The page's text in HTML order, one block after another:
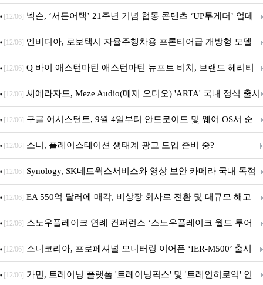
[12/06] 넥슨, ‘서든어택’ 21주년 기념 협동 콘텐츠 ‘UP투게더’ 업데
이트
[12/06] 엔비디아, 로보택시 자율주행차용 프론티어급 개방형 모델
‘알파마요 2 슈퍼’ 상업적 이용 가능
[12/06] Q 바이 애스턴마틴 애스턴마틴 뉴포트 비치, 브랜드 헤리티
지 담은 ‘헤리티지 에디션 컬렉션’ 공개
[12/06] 셰에라자드, Meze Audio(메제 오디오) 'ARTA' 국내 정식 출시
[12/06] 구글 어시스턴트, 9월 4일부터 안드로이드 및 웨어 OS서 순
차 서비스 종료
[12/06] 소니, 플레이스테이션 생태계 광고 도입 준비 중?
[12/06] Synology, SK네트웍스서비스와 영상 보안 카메라 국내 독점
판매 파트너십 체결
[12/06] EA 550억 달러에 매각, 비상장 회사로 전환 및 대규모 해고
전망
[12/06] 스노우플레이크 연례 컨퍼런스 ‘스노우플레이크 월드 투어
서울’ 개최
[12/06] 소니코리아, 프로페셔널 모니터링 이어폰 ‘IER-M500’ 출시
[12/06] 가민, 트레이닝 플랫폼 '트레이닝픽스' 및 '트레인히로익' 인